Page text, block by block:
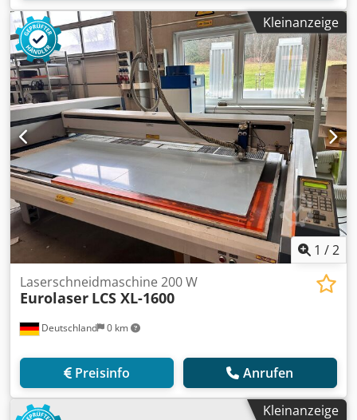
Kleinanzeige
1 /2
Deutschland 0 km
Laserschneidmaschine 200 W
Eurolaser LCS XL-1600
Preisinfo Anrufen
Kleinanzeige